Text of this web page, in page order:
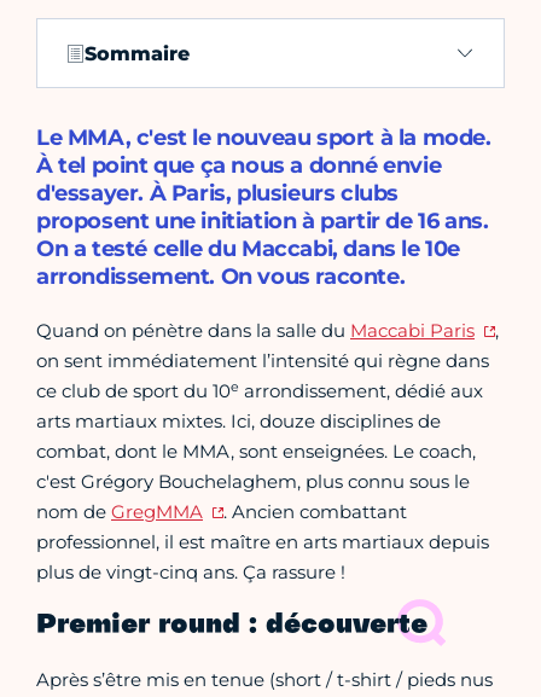
Sommaire
Le MMA, c'est le nouveau sport à la mode.
À tel point que ça nous a donné envie
d'essayer. À Paris, plusieurs clubs
proposent une initiation à partir de 16 ans.
On a testé celle du Maccabi, dans le 10e
arrondissement. On vous raconte.
Quand on pénètre dans la salle du Maccabi Paris
,
on sent immédiatement l’intensité qui règne dans
ce club de sport du 10e arrondissement, dédié aux
arts martiaux mixtes. Ici, douze disciplines de
combat, dont le MMA, sont enseignées. Le coach,
c'est Grégory Bouchelaghem, plus connu sous le
nom de GregMMA
. Ancien combattant
professionnel, il est maître en arts martiaux depuis
plus de vingt-cinq ans. Ça rassure !
Premier round : découverte
Après s’être mis en tenue (short / t-shirt / pieds nus